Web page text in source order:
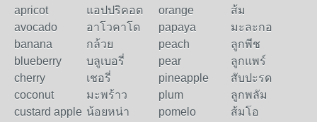
apricot
แอปปริคอต orange
ส้ม
avocado
อาโวคาโด papaya
มะละกอ
banana
กล้วย peach
ลูกพีช
blueberry
บลูเบอรี่ pear
ลูกแพร์
cherry
เชอรี่ pineapple
สับปะรด
coconut
มะพร้าว plum
ลูกพลัม
custard apple น้อยหน่า pomelo
ส้มโอ